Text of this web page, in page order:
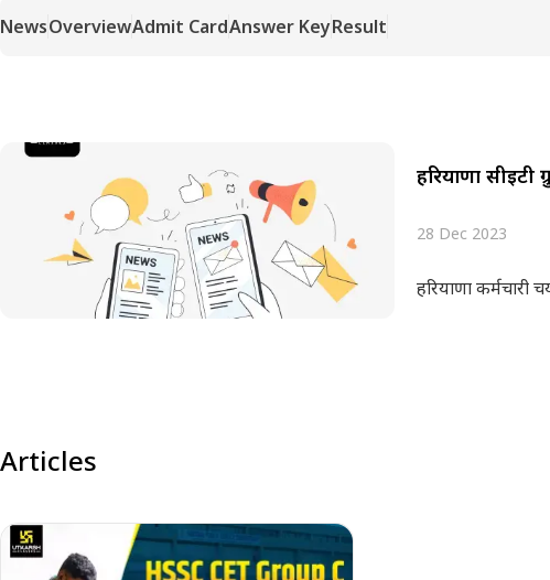
NewsOverviewAdmit CardAnswer KeyResult
हरियाणा सीईटी
28 Dec 2023
हरियाणा कर्मचारी
Articles